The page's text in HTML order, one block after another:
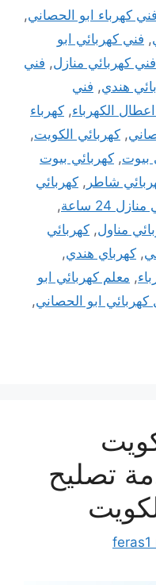
فني كهرباء ابو الحصاني,
, فني كهربائي ابو
فني كهربائي منازل, فني
هندي, فني
الكهرباء, كهرباء
, كهربائي الكويت,
بيوت, كهربائي بيوت
شاطر , كهربائي
24 ساعة
,
مناول, كهربائي
, كهرباي هندي,
, معلم كهربائي ابو
كهربائي ابو الحصاني,
خدمة تصليح
feras1